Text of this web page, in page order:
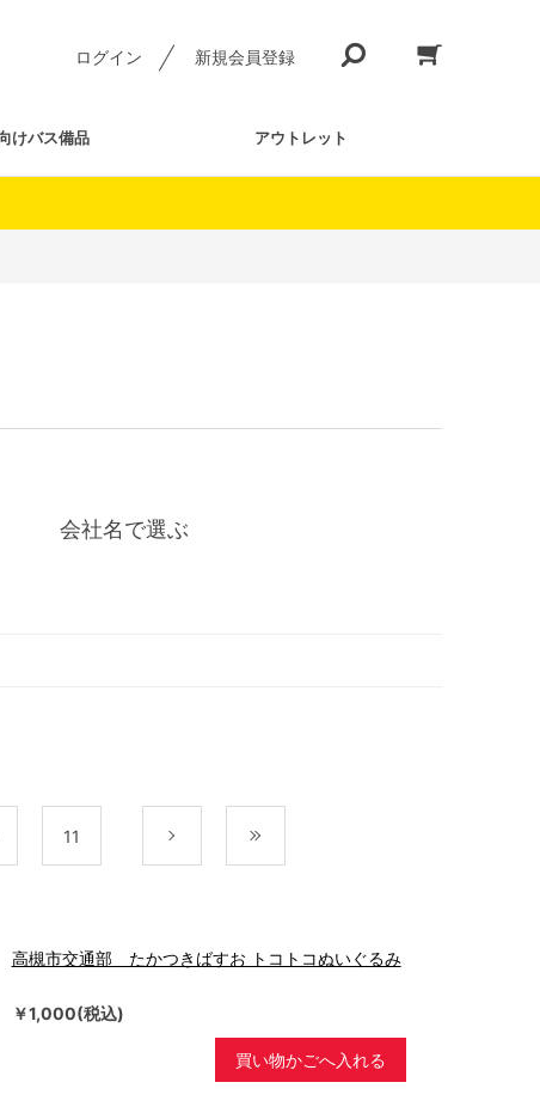
ログイン 新規会員登録
けバス備品 アウトレット
会社名で選ぶ
11
高槻市交通部 たかつきばすお トコトコぬいぐるみ
￥1,000(税込)
買い物かごへ入れる